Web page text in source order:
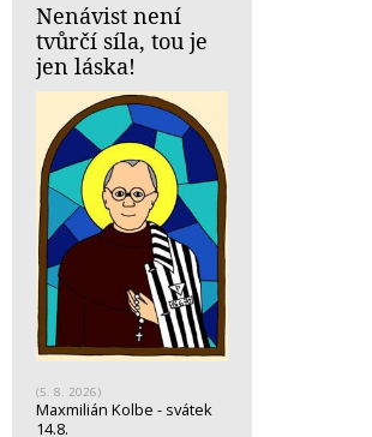
Nenávist není
tvůrčí síla, tou je
jen láska!
(5. 8. 2026)
Maxmilián Kolbe - svátek
14.8.